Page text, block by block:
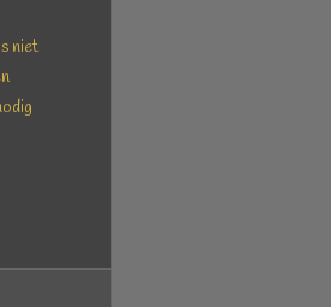
niet